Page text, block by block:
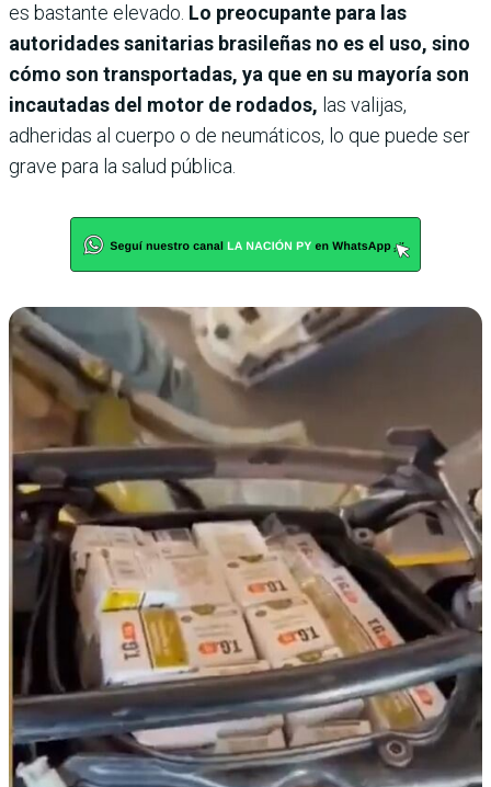
es bastante elevado. Lo preocupante para las
autoridades sanitarias brasileñas no es el uso, sino
cómo son transportadas, ya que en su mayoría son
incautadas del motor de rodados, las valijas,
adheridas al cuerpo o de neumáticos, lo que puede ser
grave para la salud pública.